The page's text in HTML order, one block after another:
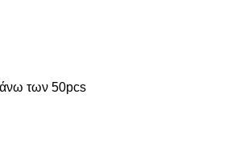
άνω των 50pcs